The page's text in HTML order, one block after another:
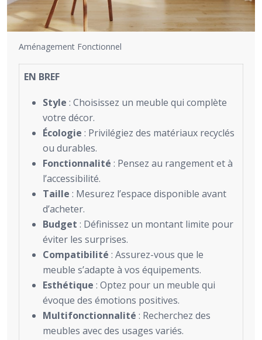
Aménagement Fonctionnel
EN BREF
Style : Choisissez un meuble qui complète
votre décor.
Écologie : Privilégiez des matériaux recyclés
ou durables.
Fonctionnalité : Pensez au rangement et à
l’accessibilité.
Taille : Mesurez l’espace disponible avant
d’acheter.
Budget : Définissez un montant limite pour
éviter les surprises.
Compatibilité : Assurez-vous que le
meuble s’adapte à vos équipements.
Esthétique : Optez pour un meuble qui
évoque des émotions positives.
Multifonctionnalité : Recherchez des
meubles avec des usages variés.